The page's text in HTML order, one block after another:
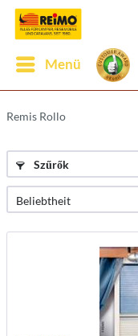
Menü
Remis Rollo
Szűrők